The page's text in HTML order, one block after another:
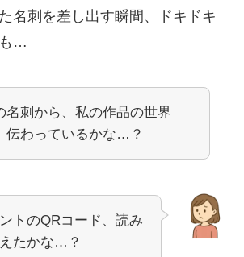
名刺を差し出す瞬間、ドキドキ
…
名刺から、私の作品の世界
伝わっているかな…？
トのQRコード、読み
たかな…？